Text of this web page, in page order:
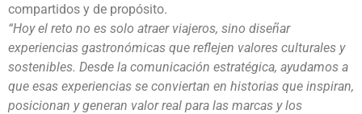
compartidos y de propósito.
“Hoy el reto no es solo atraer viajeros, sino diseñar
experiencias gastronómicas que reflejen valores culturales y
sostenibles. Desde la comunicación estratégica, ayudamos a
que esas experiencias se conviertan en historias que inspiran,
posicionan y generan valor real para las marcas y los